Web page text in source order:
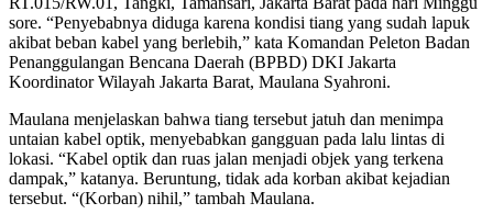
sore. “Penyebabnya diduga karena kondisi tiang yang sudah lapuk
akibat beban kabel yang berlebih,” kata Komandan Peleton Badan
Penanggulangan Bencana Daerah (BPBD) DKI Jakarta
Koordinator Wilayah Jakarta Barat, Maulana Syahroni.
Maulana menjelaskan bahwa tiang tersebut jatuh dan menimpa
untaian kabel optik, menyebabkan gangguan pada lalu lintas di
lokasi. “Kabel optik dan ruas jalan menjadi objek yang terkena
dampak,” katanya. Beruntung, tidak ada korban akibat kejadian
tersebut. “(Korban) nihil,” tambah Maulana.